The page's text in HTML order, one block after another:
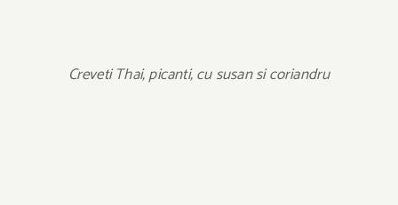
Creveti Thai, picanti, cu susan si coriandru